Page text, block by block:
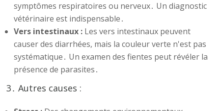
symptômes respiratoires ou nerveux․ Un diagnostic
vétérinaire est indispensable․
Vers intestinaux : Les vers intestinaux peuvent
causer des diarrhées, mais la couleur verte n'est pas
systématique․ Un examen des fientes peut révéler la
présence de parasites․
3․ Autres causes :